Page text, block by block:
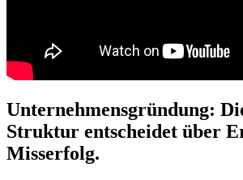
Unternehmensgründung:
Struktur entscheidet über
Misserfolg.